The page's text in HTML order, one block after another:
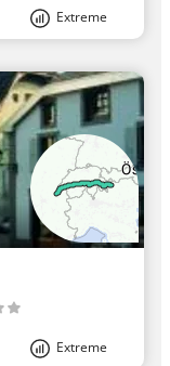
Extreme
Extreme